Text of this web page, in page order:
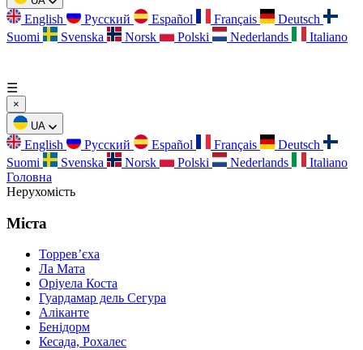
English Русский Español Français
Deutsch
Suomi
Svenska Norsk Polski Nederlands Italiano
☰
×
UA
English Русский Español Français
Deutsch
Suomi
Svenska Norsk Polski Nederlands
Italiano
Головна
Нерухомість
Міста
Торревʼєха
Ла Мата
Оріуела Коста
Гуардамар дель Сегура
Аліканте
Бенідорм
Кесада, Рохалес